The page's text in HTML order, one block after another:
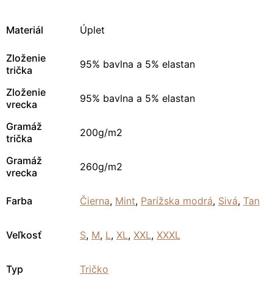
Materiál Úplet
Zloženie
trička
95% bavlna a 5% elastan
Zloženie
vrecka
95% bavlna a 5% elastan
Gramáž
trička
200g/m2
Gramáž
vrecka
260g/m2
Farba Čierna, Mint, Parížska modrá, Sivá, Tan
Veľkosť S, M, L, XL, XXL, XXXL
Typ Tričko